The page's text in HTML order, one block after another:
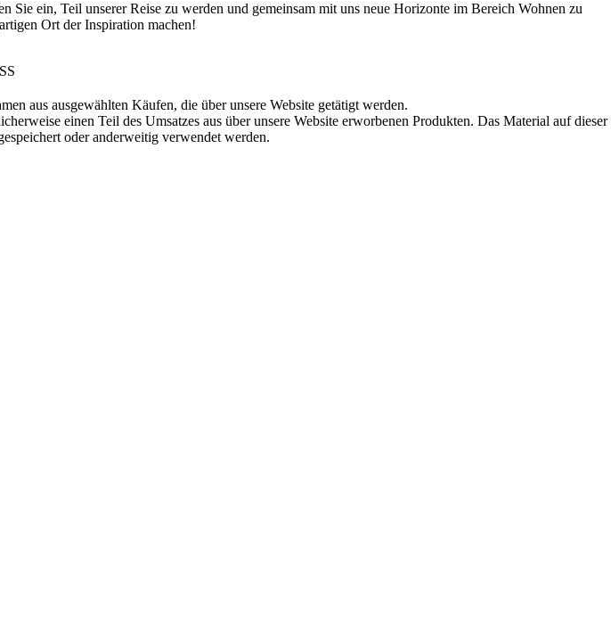
ein, Teil unserer Reise zu werden und gemeinsam mit uns neue Horizonte im Bereich Wohnen zu
Ort der Inspiration machen!
aus ausgewählten Käufen, die über unsere Website getätigt werden.
einen Teil des Umsatzes aus über unsere Website erworbenen Produkten. Das Material auf dieser
oder anderweitig verwendet werden.